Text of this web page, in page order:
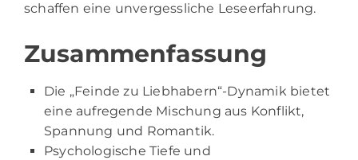
schaffen eine unvergessliche Leseerfahrung.
Zusammenfassung
Die „Feinde zu Liebhabern“-Dynamik bietet
eine aufregende Mischung aus Konflikt,
Spannung und Romantik.
Psychologische Tiefe und